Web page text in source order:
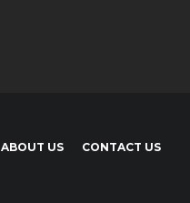
ABOUT US CONTACT US